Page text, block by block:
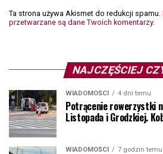
Ta strona używa Akismet do redukcji spamu.
przetwarzane są dane Twoich komentarzy.
NAJCZĘŚCIEJ
WIADOMOŚCI 4 dni temu
Potrącenie rowerzystki
Listopada i Grodzkiej.
WIADOMOŚCI 7 godzin temu